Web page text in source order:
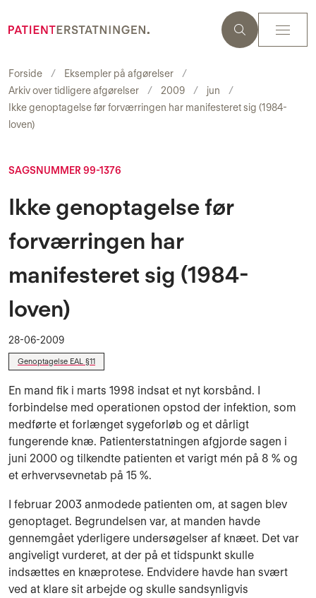
Forside
Eksempler på afgørelser
Arkiv over tidligere afgørelser
2009
jun
Ikke genoptagelse før forværringen har manifesteret sig (1984-
loven)
SAGSNUMMER 99-1376
Ikke genoptagelse før
forværringen har
manifesteret sig (1984-
loven)
28-06-2009
Genoptagelse EAL §11
En mand fik i marts 1998 indsat et nyt korsbånd. I
forbindelse med operationen opstod der infektion, som
medførte et forlænget sygeforløb og et dårligt
fungerende knæ. Patienterstatningen afgjorde sagen i
juni 2000 og tilkendte patienten et varigt mén på 8 % og
et erhvervsevnetab på 15 %.
I februar 2003 anmodede patienten om, at sagen blev
genoptaget. Begrundelsen var, at manden havde
gennemgået yderligere undersøgelser af knæet. Det var
angiveligt vurderet, at der på et tidspunkt skulle
indsættes en knæprotese. Endvidere havde han svært
ved at klare sit arbejde og skulle sandsynligvis